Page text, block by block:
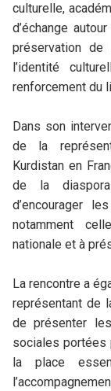
culturelle,
d’échange
préservation
l’identité
renforcement du
Dans son
de la
Kurdistan en
de la
d’encourager
notamment
nationale et à
La rencontre a
représentant de
de présenter
sociales portées
la place